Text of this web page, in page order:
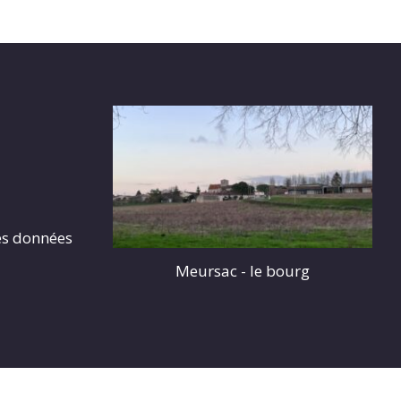
données
Meursac - le bourg